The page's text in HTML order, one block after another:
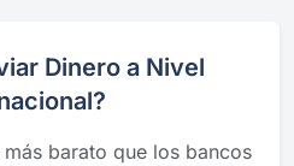
Dinero a Nivel
barato que los bancos